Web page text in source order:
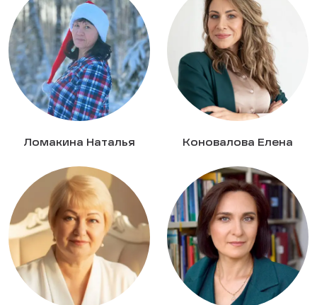
Ломакина Наталья Коновалова Елена